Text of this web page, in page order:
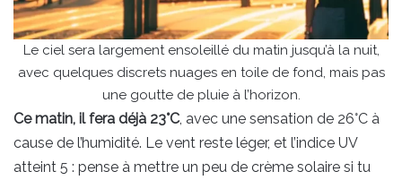
Le ciel sera largement ensoleillé du matin jusqu’à la nuit,
avec quelques discrets nuages en toile de fond, mais pas
une goutte de pluie à l’horizon.
Ce matin, il fera déjà 23°C, avec une sensation de 26°C à
cause de l’humidité. Le vent reste léger, et l’indice UV
atteint 5 : pense à mettre un peu de crème solaire si tu